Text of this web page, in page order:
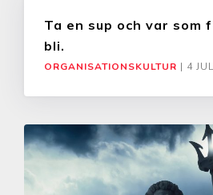
Ta en sup och var som
bli.
ORGANISATIONSKULTUR | 4